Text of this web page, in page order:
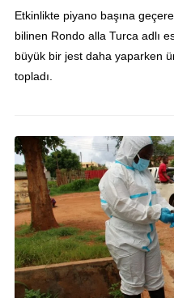
Etkinlikte piyano başına
bilinen Rondo alla Turca adlı
büyük bir jest daha yaparken
topladı.